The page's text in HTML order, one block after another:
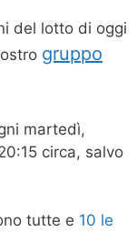
del lotto di oggi
gruppo
martedì,
circa, salvo
tutte e 10 le